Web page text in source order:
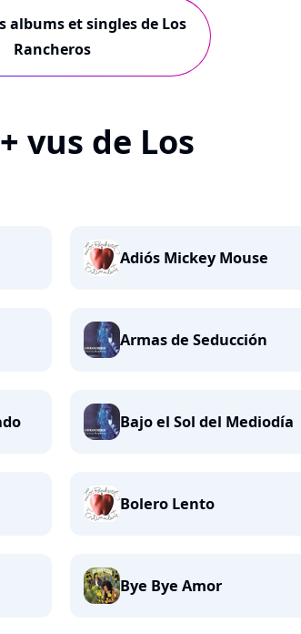
albums et singles de Los
Rancheros
vus de Los
Adiós Mickey Mouse
Armas de Seducción
Bajo el Sol del Mediodía
Bolero Lento
Bye Bye Amor